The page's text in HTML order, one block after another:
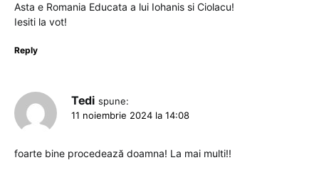
Asta e Romania Educata a lui Iohanis si Ciolacu!
Iesiti la vot!
Reply
Tedi spune:
11 noiembrie 2024 la 14:08
foarte bine procedează doamna! La mai multi!!